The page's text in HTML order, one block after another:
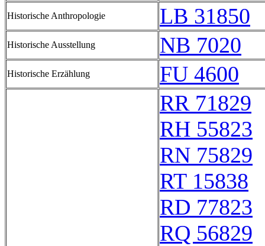
Historische Anthropologie LB 31850
Historische Ausstellung NB 7020
Historische Erzählung
FU 4600
RR 71829
RH 55823
RN 75829
RT 15838
RD 77823
RQ 56829